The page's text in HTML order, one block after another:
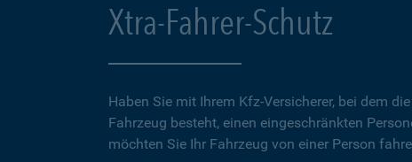
Xtra-Fahrer-Schutz
Haben Sie mit Ihrem Kfz-Versicherer, bei dem
Fahrzeug besteht, einen eingeschränkten
möchten Sie Ihr Fahrzeug von einer Person